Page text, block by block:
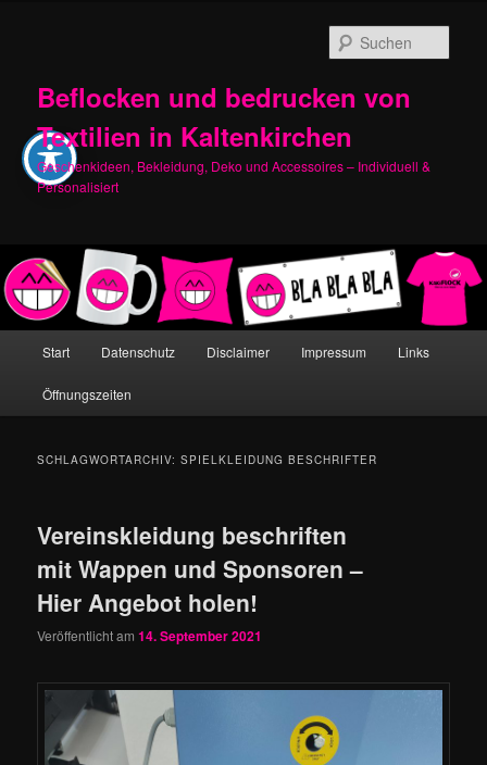
Beflocken und bedrucken von
Textilien in Kaltenkirchen
Geschenkideen, Bekleidung, Deko und Accessoires – Individuell &
Personalisiert
Start Datenschutz Disclaimer Impressum Links
Öffnungszeiten
SCHLAGWORTARCHIV:SPIELKLEIDUNG BESCHRIFTER
Vereinskleidung beschriften
mit Wappen und Sponsoren –
Hier Angebot holen!
Veröffentlicht am14. September 2021